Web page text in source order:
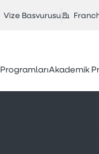
Vize Basvurusu
Akademik